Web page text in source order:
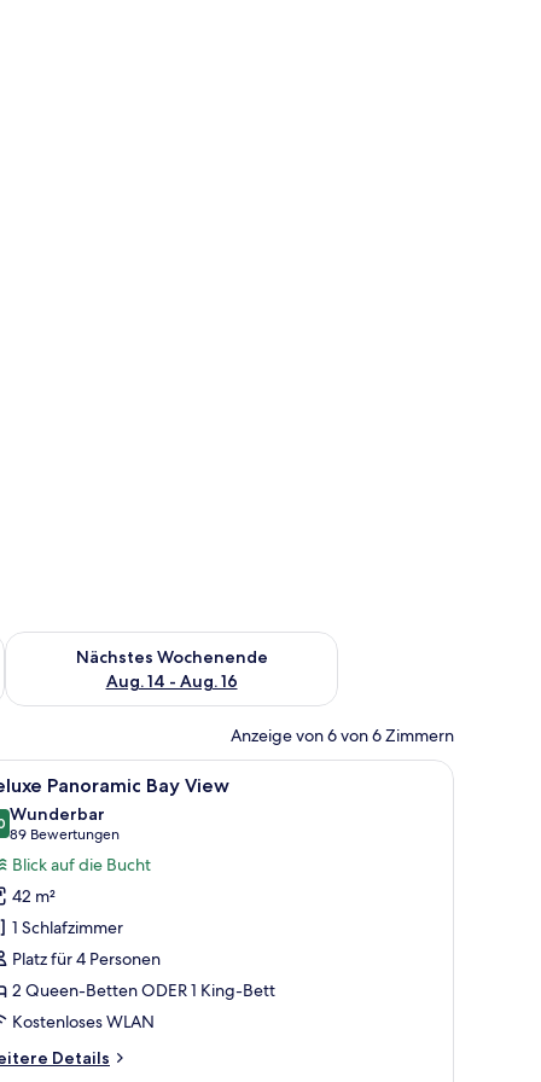
Aug. 7 - Aug. 9.
Nächstes Wochenende
Aug. 14 - Aug. 16
Überprüfe die Verfügbarkeit für nächstes Wochenende, Aug.
Anzeige von 6 von 6 Zimmern
mit Blick auf eine Skyline mit Palmen und Gebäuden.
Ein Balkon mit Blick auf eine Küstenstadt,
6 Panoramic Bay View
von 10
Wunderbar
89 Bewertungen
(89
Bewertungen)
Blick auf die Bucht
42 m²
1 Schlafzimmer
Platz für 4 Personen
2 Queen-Betten ODER 1 King-Bett
Kostenloses WLAN
Details